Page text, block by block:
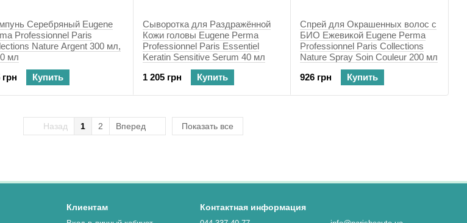
Серебряный Eugene
Professionnel Paris
Nature Argent 300 мл,
мл
грн
Купить
Сыворотка для Раздражённой
Кожи головы Eugene Perma
Professionnel Paris Essentiel
Keratin Sensitive Serum 40 мл
1 205 грн
Купить
Спрей для Окрашенных волос с
БИО Ежевикой Eugene Perma
Professionnel Paris Collections
Nature Spray Soin Couleur 200 мл
926 грн
Купить
Назад 1 2 Вперед Показать все
Клиентам Контактная информация